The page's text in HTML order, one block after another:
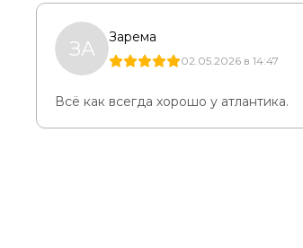
ЗА Зарема
02.05.2026 в 14:47
Всё как всегда хорошо у атлантика.